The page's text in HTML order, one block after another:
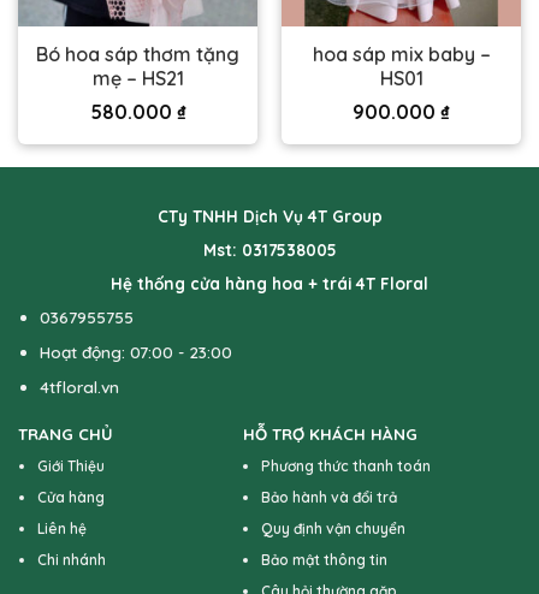
Bó hoa sáp thơm tặng
mẹ – HS21
580.000 ₫
hoa sáp mix baby –
HS01
900.000 ₫
CTy TNHH Dịch Vụ 4T Group
Mst: 0317538005
Hệ thống cửa hàng hoa + trái 4T Floral
0367955755
Hoạt động: 07:00 - 23:00
4tfloral.vn
TRANG CHỦ
Giới Thiệu
Cửa hàng
Liên hệ
Chi nhánh
HỖ TRỢ KHÁCH HÀNG
Phương thức thanh toán
Bảo hành và đổi trả
Quy định vận chuyển
Bảo mật thông tin